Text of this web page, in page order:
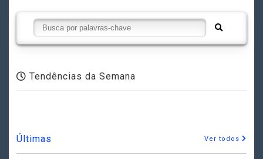
Tendências da Semana
Últimas Ver todos